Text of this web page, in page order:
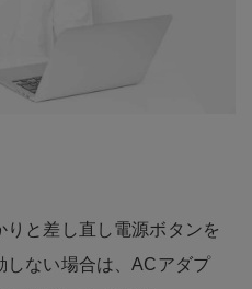
と差し直し電源ボタンを
しない場合は、ACアダプ